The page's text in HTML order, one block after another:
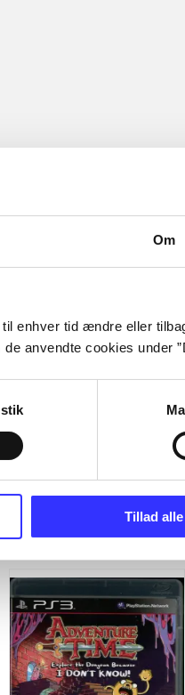
Om
enhver tid ændre eller
anvendte cookies under
Tillad alle